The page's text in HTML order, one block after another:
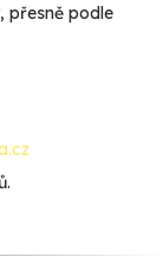
přesně podle